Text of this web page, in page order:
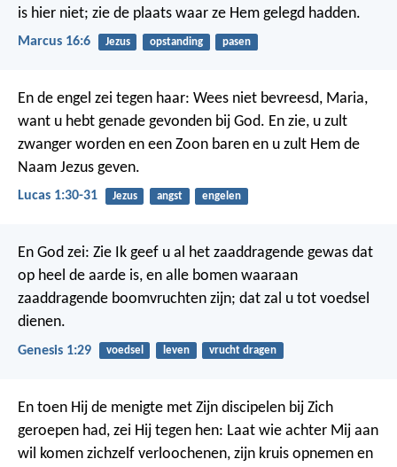
is hier niet; zie de plaats waar ze Hem gelegd hadden.
Marcus 16:6 Jezus opstanding pasen
En de engel zei tegen haar: Wees niet bevreesd, Maria,
want u hebt genade gevonden bij God. En zie, u zult
zwanger worden en een Zoon baren en u zult Hem de
Naam Jezus geven.
Lucas 1:30-31 Jezus angst engelen
En God zei: Zie Ik geef u al het zaaddragende gewas dat
op heel de aarde is, en alle bomen waaraan
zaaddragende boomvruchten zijn; dat zal u tot voedsel
dienen.
Genesis 1:29 voedsel leven vrucht dragen
En toen Hij de menigte met Zijn discipelen bij Zich
geroepen had, zei Hij tegen hen: Laat wie achter Mij aan
wil komen zichzelf verloochenen, zijn kruis opnemen en